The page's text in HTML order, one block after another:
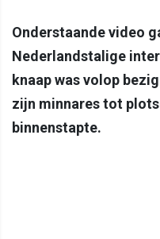
Onderstaande video
Nederlandstalige
knaap was volop
zijn minnares tot
binnenstapte.